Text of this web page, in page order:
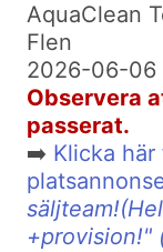
AquaClean
Flen
2026-06-06
Observera
passerat.
➡️ Klicka
+provision!"